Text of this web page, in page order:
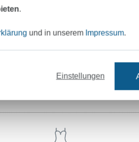
Hersteller-Kontaktdaten
.
und in unserem Impressum.
Einstellungen